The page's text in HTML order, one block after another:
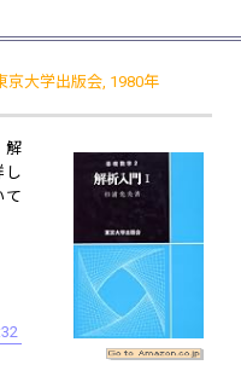
京大学出版会, 1980年
解
し
て